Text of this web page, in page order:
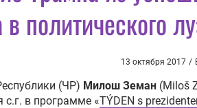
политического
13 октября 2017 /
(ЧР) Милош Земан (Miloš
с.г. в программе «TÝDEN s